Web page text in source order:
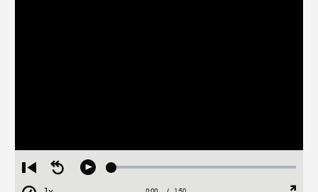
Restart
from
Seek
Play Loaded: